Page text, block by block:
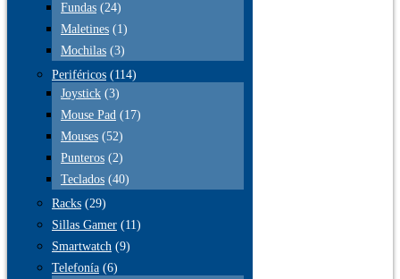
Fundas (24)
Maletines (1)
Mochilas (3)
Periféricos (114)
Joystick (3)
Mouse Pad (17)
Mouses (52)
Punteros (2)
Teclados (40)
Racks (29)
Sillas Gamer (11)
Smartwatch (9)
Telefonía (6)